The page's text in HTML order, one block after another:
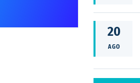
20
AGO